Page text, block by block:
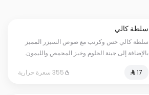
سلطة كالي
سلطة كالي خس وكرنب مع صوص السيزر المميز
بالإضافة إلى جبنة الحلوم وخبز المحمص والليمون.
355 سعرة حرارية